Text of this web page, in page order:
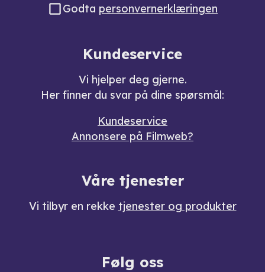
Godta personvernerklæringen
Kundeservice
Vi hjelper deg gjerne.
Her finner du svar på dine spørsmål:
Kundeservice
Annonsere på Filmweb?
Våre tjenester
Vi tilbyr en rekke tjenester og produkter
Følg oss